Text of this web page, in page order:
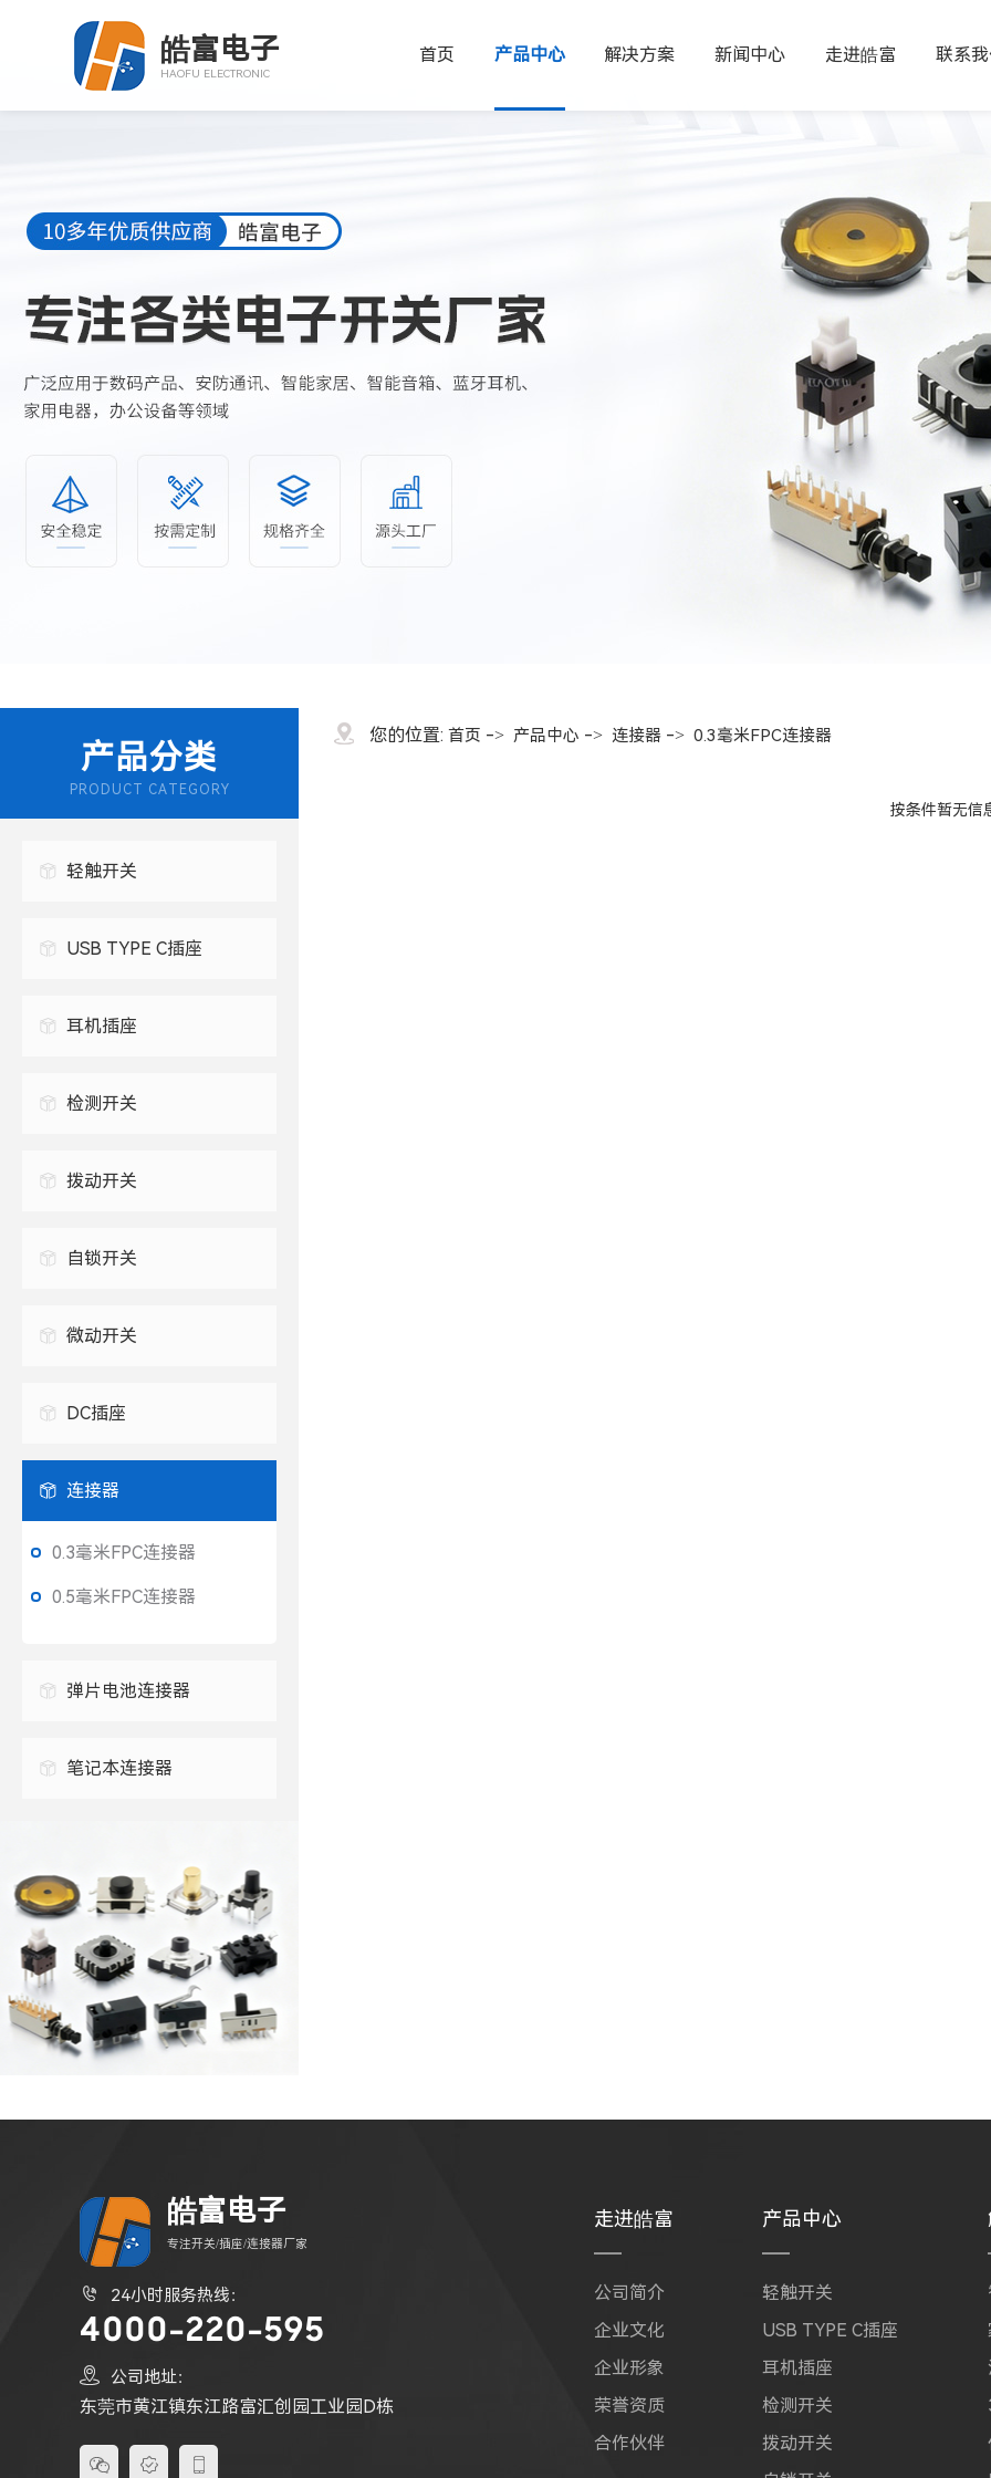
皓富电子
HAOFU ELECTRONIC
首页 产品中心 解决方案 新闻中心 走进皓富 联系
产品分类
PRODUCT CATEGORY
轻触开关
USB TYPE C插座
防水USB连接器
耳机插座
3.5mm 耳机插座
检测开关
拨动开关
自锁开关
微动开关
DC插座
连接器
0.3毫米FPC连接器
0.5毫米FPC连接器
弹片电池连接器
笔记本连接器
您的位置: 首页 -> 产品中心 -> 连接器 -> 0.3毫米FPC连接器
按条件暂无信
皓富电子
专注开关/插座/连接器厂家
 24小时服务热线：
4000-220-595
 公司地址：
东莞市黄江镇东江路富汇创园工业园D栋
  
走进皓富
公司简介
企业文化
企业形象
荣誉资质
合作伙伴
产品中心
轻触开关
USB TYPE C插座
耳机插座
检测开关
拨动开关